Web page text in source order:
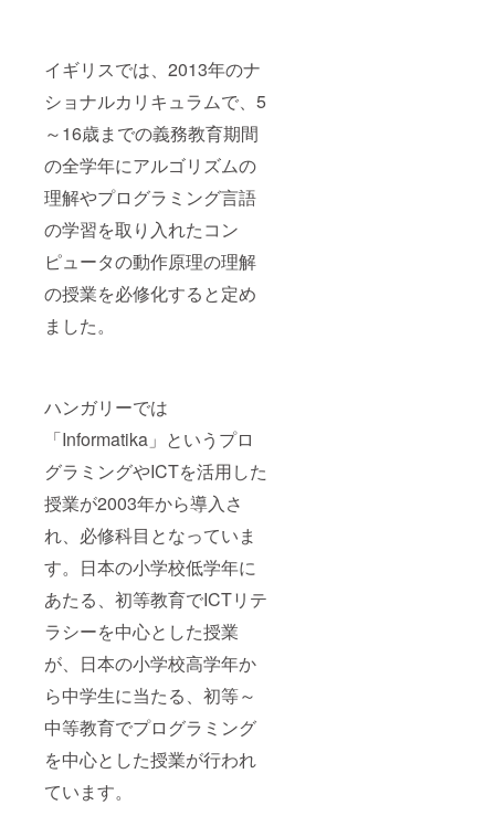
イギリスでは、2013年のナ
ショナルカリキュラムで、5
～16歳までの義務教育期間
の全学年にアルゴリズムの
理解やプログラミング言語
の学習を取り入れたコン
ピュータの動作原理の理解
の授業を必修化すると定め
ました。
ハンガリーでは
「Informatika」というプロ
グラミングやICTを活用した
授業が2003年から導入さ
れ、必修科目となっていま
す。日本の小学校低学年に
あたる、初等教育でICTリテ
ラシーを中心とした授業
が、日本の小学校高学年か
ら中学生に当たる、初等～
中等教育でプログラミング
を中心とした授業が行われ
ています。